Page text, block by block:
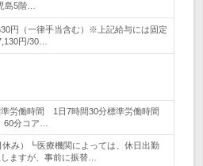
島5階…
円（一律手当含む）※上記給与には固定
円/30…
労働時間 1日7時間30分標準労働時間
分コア…
休み）┗医療機関によっては、休日出勤
ますが、事前に振替…